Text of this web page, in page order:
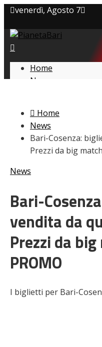
venerdì, Agosto 7
Privacy policy
Cookie Policy
Home
News
L’avversario
Giovanili
Le pagelle
Interviste
Focus
Serie B
Video
Home
News
Bari-Cosenza:
Prezzi da big
News
Bari-
vendita da
Prezzi da big
PROMO
I biglietti per Bari-